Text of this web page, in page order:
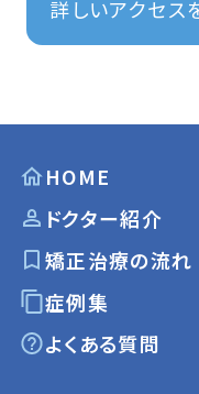
詳しいアクセス
HOME
ドクター紹介
矯正治療の流れ
症例集
よくある質問